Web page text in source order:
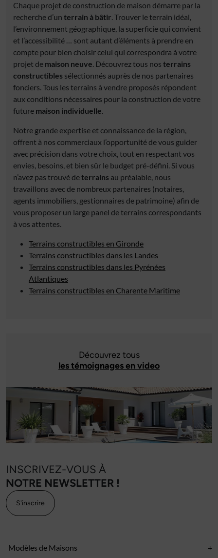
Chaque projet de construction de maison démarre par la
recherche d’un terrain à bâtir. Trouver le terrain idéal,
l’environnement géographique, la superficie qui convient
et l’accessibilité … sont autant d’éléments à prendre en
compte pour bien choisir celui qui correspondra à votre
projet de maison neuve. Découvrez tous nos terrains
constructibles sélectionnés auprès de nos partenaires
fonciers. Tous les terrains à vendre proposés répondent
aux conditions nécessaires pour la construction de votre
future maison individuelle.
Notre grande expertise et connaissance de la région,
offrent à nos commerciaux l’opportunité de vous guider
avec précision dans votre choix, tout en respectant vos
envies, besoins, et bien sûr le budget pré-défini. Si vous
n’avez pas trouvé deterrains au préalable, nous
travaillons avec de nombreux partenaires (notaires,
agents immobiliers, gestionnaires de patrimoine) afin de
vous proposer un large panel de terrains correspondants
à vos attentes.
Terrains constructibles en Gironde
Terrains constructibles dans les Landes
Terrains constructibles dans les Pyrénées
Atlantiques
Terrains constructibles en Charente Maritime
Découvrez tous
les témoignages en video
INSCRIVEZ-VOUS À
NOTRE NEWSLETTER !
S'inscrire
Modèles de Maisons